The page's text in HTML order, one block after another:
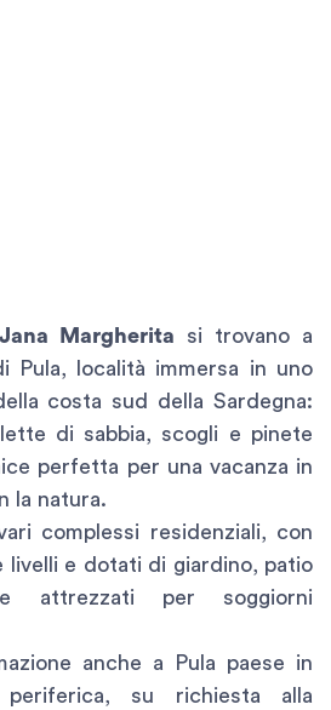
Margherita si trovano a
Pula, località immersa in uno
costa sud della Sardegna:
di sabbia, scogli e pinete
perfetta per una vacanza in
la natura.
complessi residenziali, con
livelli e dotati di giardino, patio
attrezzati per soggiorni
anche a Pula paese in
su richiesta alla